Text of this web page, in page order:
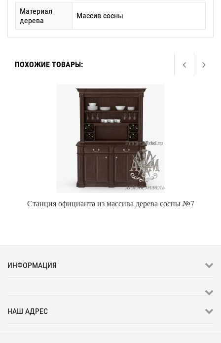
Материал
дерева
Массив сосны
ПОХОЖИЕ ТОВАРЫ:
Станция официанта из массива дерева сосны №7
ИНФОРМАЦИЯ
НАШ АДРЕС